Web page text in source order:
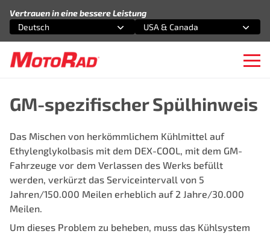
Vertrauen in eine bessere Leistung
Wählen Sie eine Option
Deutsch
Wählen Sie eine Option
USA & Canada
GM-spezifischer Spülhinweis
Das Mischen von herkömmlichem Kühlmittel auf
Ethylenglykolbasis mit dem DEX-COOL, mit dem GM-
Fahrzeuge vor dem Verlassen des Werks befüllt
werden, verkürzt das Serviceintervall von 5
Jahren/150.000 Meilen erheblich auf 2 Jahre/30.000
Meilen.
Um dieses Problem zu beheben, muss das Kühlsystem